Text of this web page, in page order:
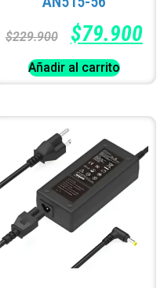
$229.900 $79.900
Añadir al carrito